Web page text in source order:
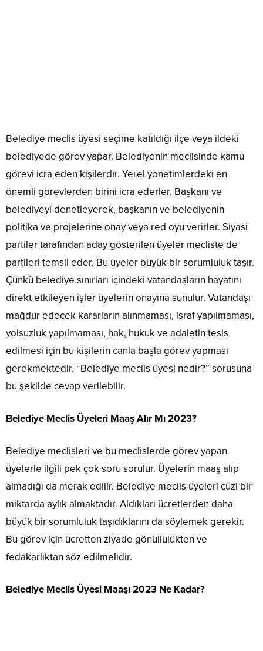
Belediye meclis üyesi seçime katıldığı ilçe veya ildeki
belediyede görev yapar. Belediyenin meclisinde kamu
görevi icra eden kişilerdir. Yerel yönetimlerdeki en
önemli görevlerden birini icra ederler. Başkanı ve
belediyeyi denetleyerek, başkanın ve belediyenin
politika ve projelerine onay veya red oyu verirler. Siyasi
partiler tarafından aday gösterilen üyeler mecliste de
partileri temsil eder. Bu üyeler büyük bir sorumluluk taşır.
Çünkü belediye sınırları içindeki vatandaşların hayatını
direkt etkileyen işler üyelerin onayına sunulur. Vatandaşı
mağdur edecek kararların alınmaması, israf yapılmaması,
yolsuzluk yapılmaması, hak, hukuk ve adaletin tesis
edilmesi için bu kişilerin canla başla görev yapması
gerekmektedir. “Belediye meclis üyesi nedir?” sorusuna
bu şekilde cevap verilebilir.
Belediye Meclis Üyeleri Maaş Alır Mı 2023?
Belediye meclisleri ve bu meclislerde görev yapan
üyelerle ilgili pek çok soru sorulur. Üyelerin maaş alıp
almadığı da merak edilir. Belediye meclis üyeleri cüzi bir
miktarda aylık almaktadır. Aldıkları ücretlerden daha
büyük bir sorumluluk taşıdıklarını da söylemek gerekir.
Bu görev için ücretten ziyade gönüllülükten ve
fedakarlıktan söz edilmelidir.
Belediye Meclis Üyesi Maaşı 2023 Ne Kadar?